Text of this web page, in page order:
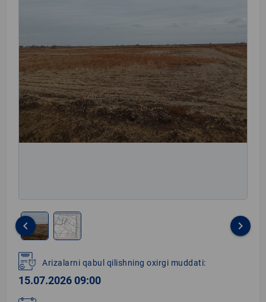
1
of
2
keyboard_arrow_left keyboard_arrow_right
Arizalarni qabul qilishning oxirgi muddati:
15.07.2026 09:00